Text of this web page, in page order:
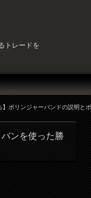
トレードを
】ボリンジャーバンドの説明と
ンを使った勝